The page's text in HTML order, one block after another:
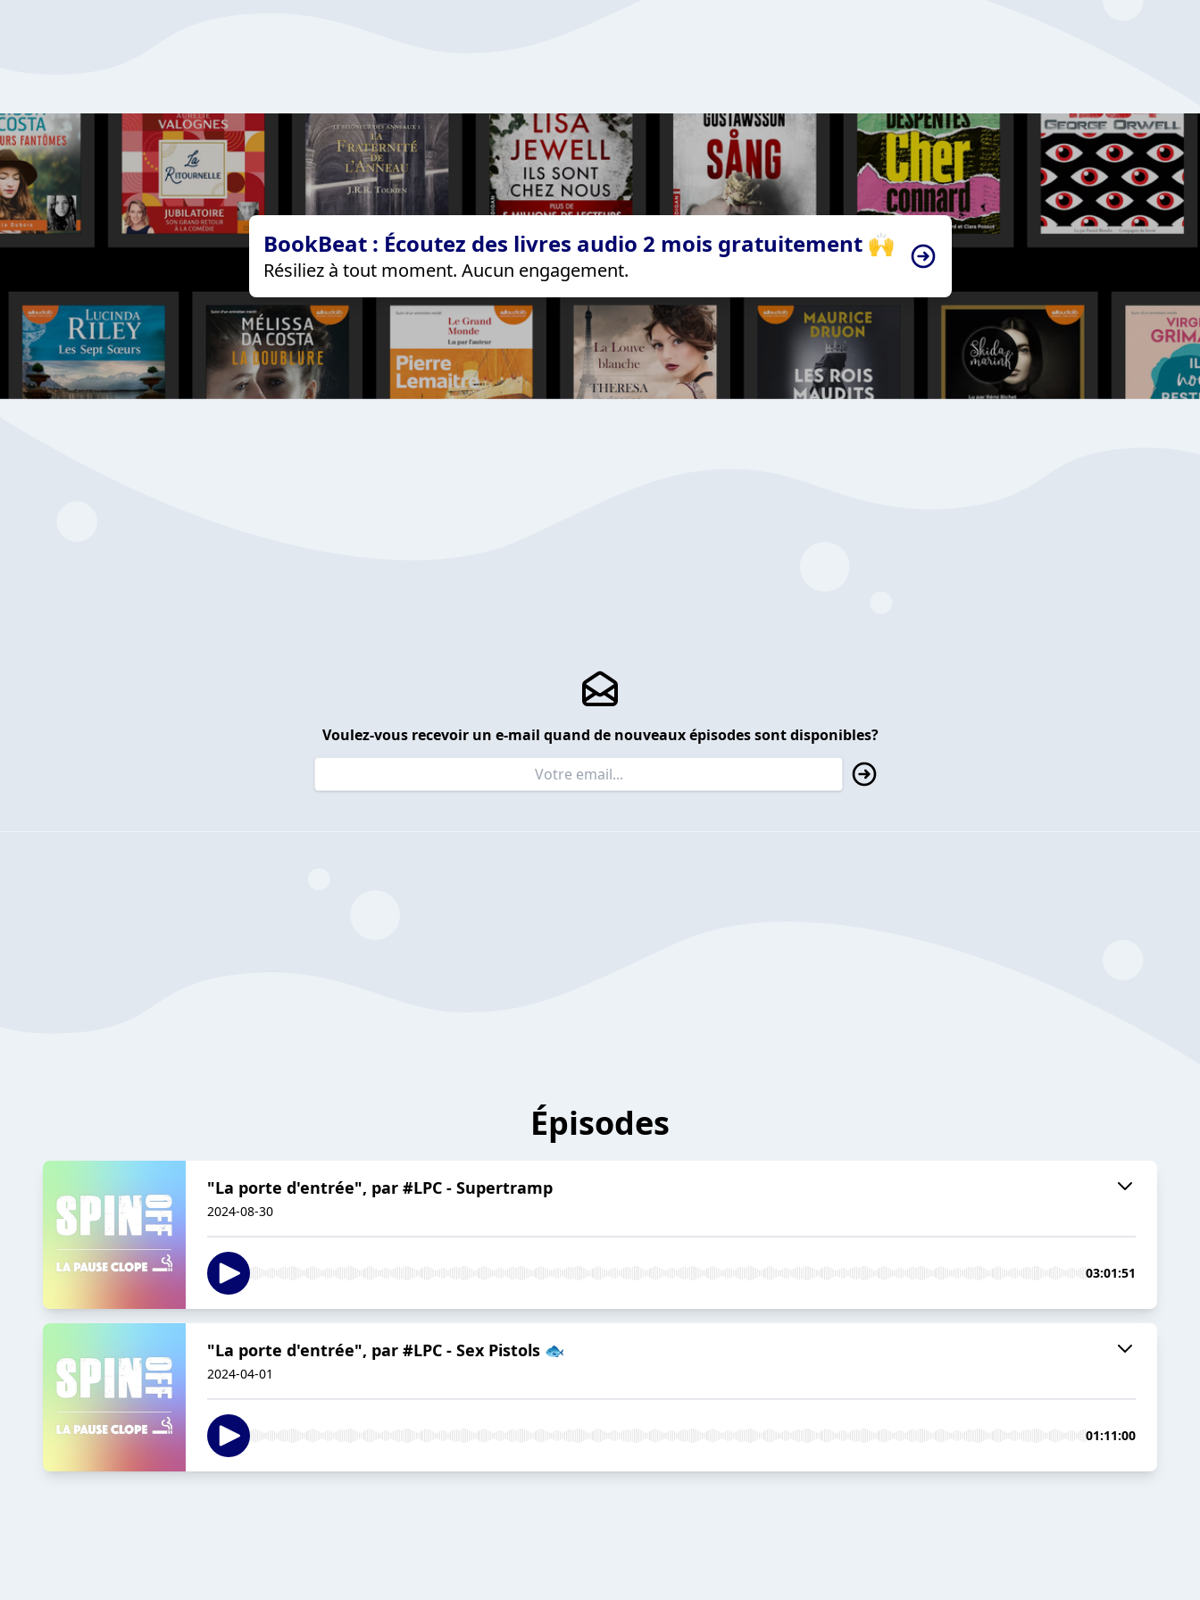
BookBeat : Écoutez des livres audio 2 mois gratuitement 🙌
Résiliez à tout moment. Aucun engagement.
Voulez-vous recevoir un e-mail quand de nouveaux épisodes sont disponibles?
Épisodes
"La porte d'entrée", par #LPC - Supertramp
2024-08-30
03:01:51
"La porte d'entrée", par #LPC - Sex Pistols 🐟
2024-04-01
01:11:00